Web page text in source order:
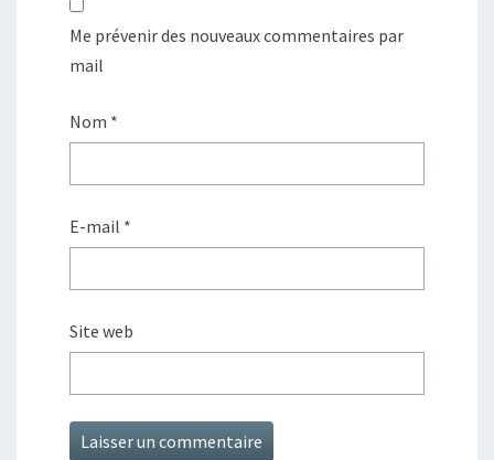
Me prévenir des nouveaux commentaires par
mail
Nom *
E-mail *
Site web